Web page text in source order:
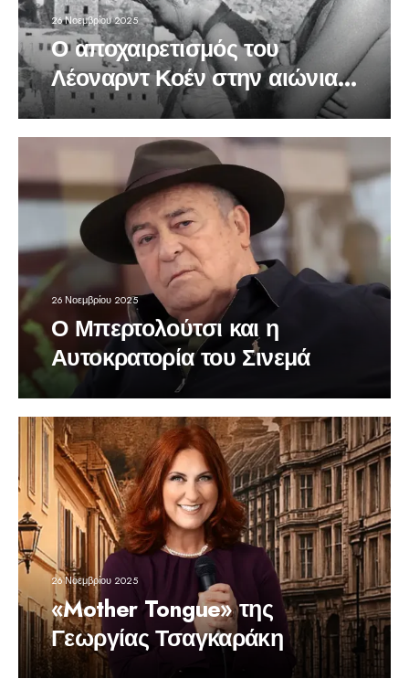
26 Νοεμβρίου 2025
Ο αποχαιρετισμός του
Λέοναρντ Κοέν στην αιώνια
μούσα του Μαριάν Ιλεν
26 Νοεμβρίου 2025
Ο Μπερτολούτσι και η
Αυτοκρατορία του Σινεμά
26 Νοεμβρίου 2025
«Mother Tongue» της
Γεωργίας Τσαγκαράκη